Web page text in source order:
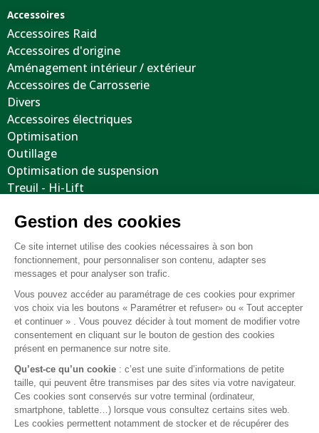
Accessoires
Accessoires Raid
Accessoires d'origine
Aménagement intérieur / extérieur
Accessoires de Carrosserie
Divers
Accessoires électriques
Optimisation
Outillage
Optimisation de suspension
Treuil - Hi-Lift
Volants
Jantes / Pneumatiques / Accessoires
Informations utiles
Nous contacter
Mentions légales
Conditions générales de vente